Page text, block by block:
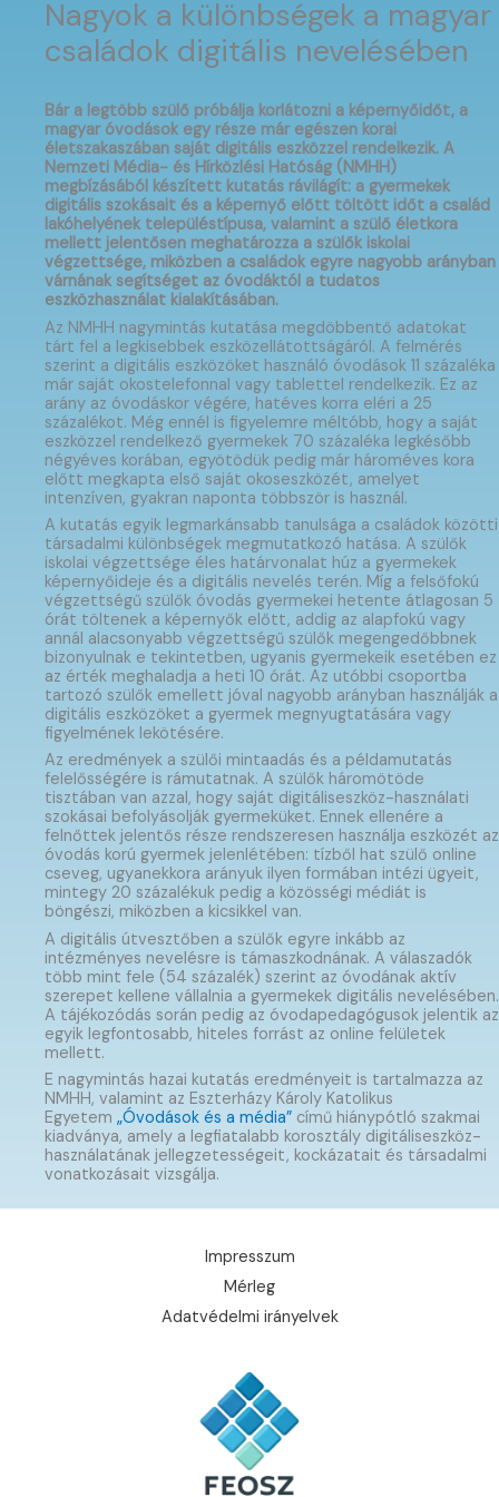
Nagyok a különbségek a magyar
családok digitális nevelésében
Bár a legtöbb szülő próbálja korlátozni a képernyőidőt, a
magyar óvodások egy része már egészen korai
életszakaszában saját digitális eszközzel rendelkezik. A
Nemzeti Média- és Hírközlési Hatóság (NMHH)
megbízásából készített kutatás rávilágít: a gyermekek
digitális szokásait és a képernyő előtt töltött időt a család
lakóhelyének településtípusa, valamint a szülő életkora
mellett jelentősen meghatározza a szülők iskolai
végzettsége, miközben a családok egyre nagyobb arányban
várnának segítséget az óvodáktól a tudatos
eszközhasználat kialakításában.
Az NMHH nagymintás kutatása megdöbbentő adatokat
tárt fel a legkisebbek eszközellátottságáról. A felmérés
szerint a digitális eszközöket használó óvodások 11 százaléka
már saját okostelefonnal vagy tablettel rendelkezik. Ez az
arány az óvodáskor végére, hatéves korra eléri a 25
százalékot. Még ennél is figyelemre méltóbb, hogy a saját
eszközzel rendelkező gyermekek 70 százaléka legkésőbb
négyéves korában, egyötödük pedig már hároméves kora
előtt megkapta első saját okoseszközét, amelyet
intenzíven, gyakran naponta többször is használ.
A kutatás egyik legmarkánsabb tanulsága a családok közötti
társadalmi különbségek megmutatkozó hatása. A szülők
iskolai végzettsége éles határvonalat húz a gyermekek
képernyőideje és a digitális nevelés terén. Míg a felsőfokú
végzettségű szülők óvodás gyermekei hetente átlagosan 5
órát töltenek a képernyők előtt, addig az alapfokú vagy
annál alacsonyabb végzettségű szülők megengedőbbnek
bizonyulnak e tekintetben, ugyanis gyermekeik esetében ez
az érték meghaladja a heti 10 órát. Az utóbbi csoportba
tartozó szülők emellett jóval nagyobb arányban használják a
digitális eszközöket a gyermek megnyugtatására vagy
figyelmének lekötésére.
Az eredmények a szülői mintaadás és a példamutatás
felelősségére is rámutatnak. A szülők háromötöde
tisztában van azzal, hogy saját digitáliseszköz-használati
szokásai befolyásolják gyermeküket. Ennek ellenére a
felnőttek jelentős része rendszeresen használja eszközét az
óvodás korú gyermek jelenlétében: tízből hat szülő online
cseveg, ugyanekkora arányuk ilyen formában intézi ügyeit,
mintegy 20 százalékuk pedig a közösségi médiát is
böngészi, miközben a kicsikkel van.
A digitális útvesztőben a szülők egyre inkább az
intézményes nevelésre is támaszkodnának. A válaszadók
több mint fele (54 százalék) szerint az óvodának aktív
szerepet kellene vállalnia a gyermekek digitális nevelésében.
A tájékozódás során pedig az óvodapedagógusok jelentik az
egyik legfontosabb, hiteles forrást az online felületek
mellett.
E nagymintás hazai kutatás eredményeit is tartalmazza az
NMHH, valamint az Eszterházy Károly Katolikus
Egyetem „Óvodások és a média” című hiánypótló szakmai
kiadványa, amely a legfiatalabb korosztály digitáliseszköz-
használatának jellegzetességeit, kockázatait és társadalmi
vonatkozásait vizsgálja.
Impresszum
Mérleg
Adatvédelmi irányelvek